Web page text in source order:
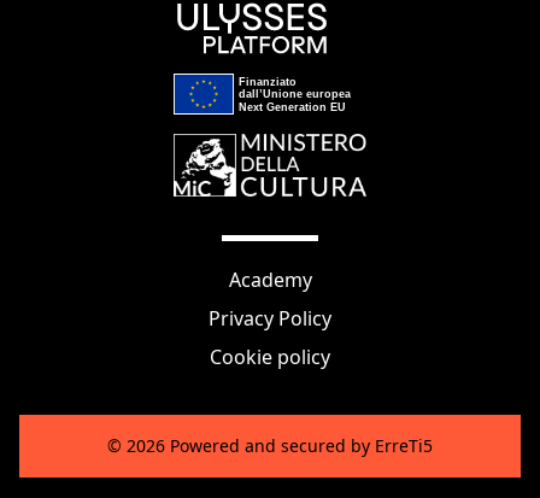
Finanziato
dall’Unione europea
Next Generation EU
Academy
Privacy Policy
Cookie policy
© 2026 Powered and secured by ErreTi5